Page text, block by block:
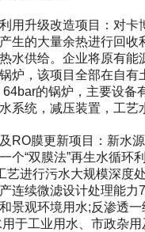
用升级改造项目：对卡
生的大量余热进行回收
水供给。企业将原有能
炉，该项目全部在自有
64bar的锅炉，主要设备
系统，减压装置，工艺
RO膜更新项目：新水
个“双膜法”再生水循环
艺进行污水大规模深度
连续微滤设计处理能力
景观环境用水;反渗透
于工业用水、市政杂